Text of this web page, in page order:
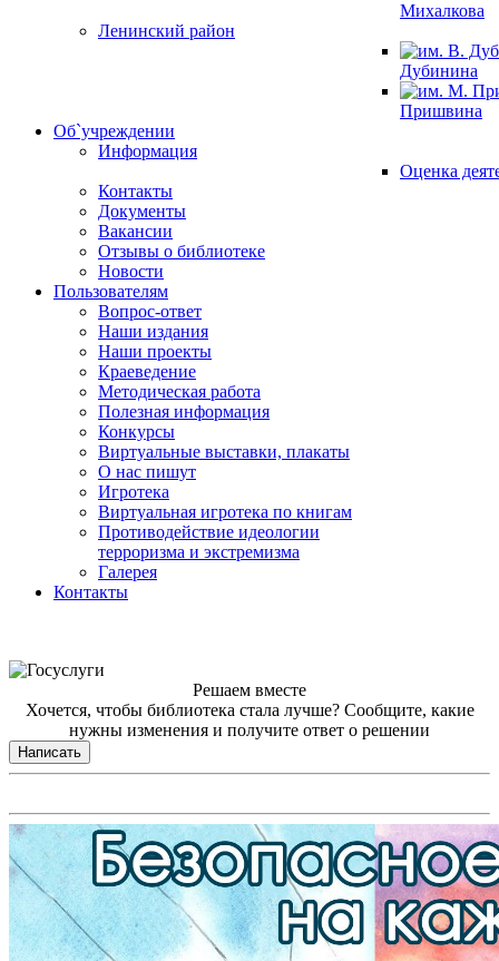
Михалкова
Ленинский район
Дубинина
Пришвина
Об`учреждении
Информация
Оценка
Контакты
Документы
Вакансии
Отзывы о библиотеке
Новости
Пользователям
Вопрос-ответ
Наши издания
Наши проекты
Краеведение
Методическая работа
Полезная информация
Конкурсы
Виртуальные выставки, плакаты
О нас пишут
Игротека
Виртуальная игротека по книгам
Противодействие идеологии
терроризма и экстремизма
Галерея
Контакты
Решаем вместе
Хочется, чтобы библиотека стала лучше? Сообщите, какие
нужны изменения и получите ответ о решении
Написать